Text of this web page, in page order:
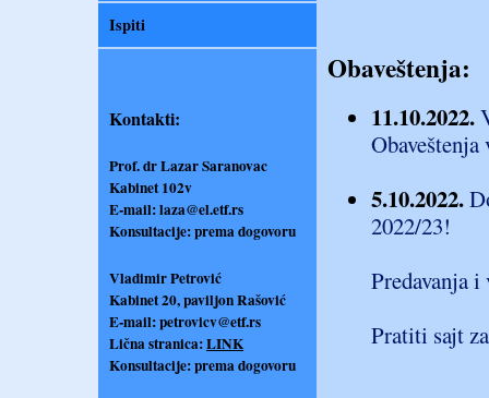
Ispiti
Kontakti:
Prof. dr Lazar Saranovac
Kabinet 102v
E-mail:laza@el.etf.rs
Konsultacije: prema dogovoru
Vladimir Petrović
Kabinet 20, paviljon Rašović
E-mail:petrovicv@etf.rs
Lična stranica:LINK
Konsultacije: prema dogovoru
Obaveštenja:
11.10.2022.
5.10.2022.
2022/23!
Predavanja i
Pratiti sajt